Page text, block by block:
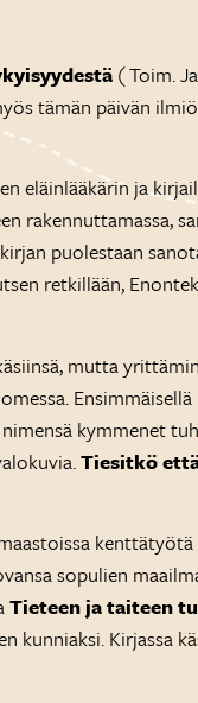
( Toim.
tämän päivän
eläinlääkärin ja
rakennuttamassa,
puolestaan
retkillään,
mutta
kymmenet
Tiesitkö
sopulien
Tieteen ja taiteen
kunniaksi. Kirjassa